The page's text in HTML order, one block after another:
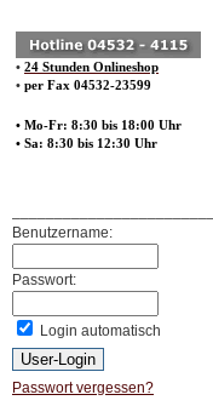
• 24 Stunden Onlineshop
• per Fax 04532-23599
• Mo-Fr: 8:30 bis 18:00 Uhr
• Sa: 8:30 bis 12:30 Uhr
Benutzername:
Passwort:
Login automatisch
Passwort vergessen?